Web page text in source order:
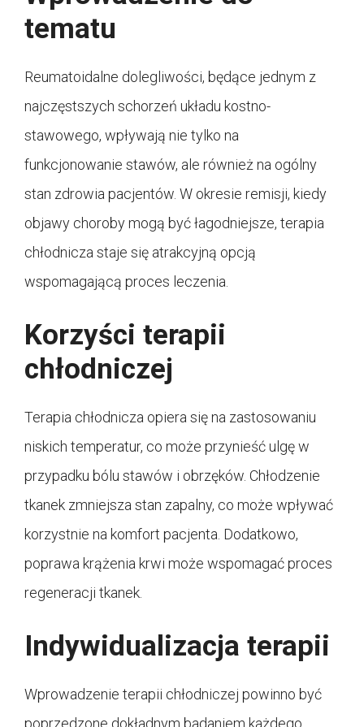
tematu
Reumatoidalne dolegliwości, będące jednym z
najczęstszych schorzeń układu kostno-
stawowego, wpływają nie tylko na
funkcjonowanie stawów, ale również na ogólny
stan zdrowia pacjentów. W okresie remisji, kiedy
objawy choroby mogą być łagodniejsze, terapia
chłodnicza staje się atrakcyjną opcją
wspomagającą proces leczenia.
Korzyści terapii
chłodniczej
Terapia chłodnicza opiera się na zastosowaniu
niskich temperatur, co może przynieść ulgę w
przypadku bólu stawów i obrzęków. Chłodzenie
tkanek zmniejsza stan zapalny, co może wpływać
korzystnie na komfort pacjenta. Dodatkowo,
poprawa krążenia krwi może wspomagać proces
regeneracji tkanek.
Indywidualizacja terapii
Wprowadzenie terapii chłodniczej powinno być
poprzedzone dokładnym badaniem każdego